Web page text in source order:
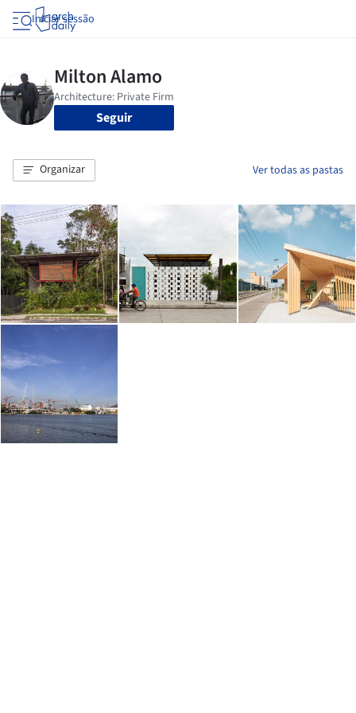
Iniciar sessão
Seguir
Organizar Ver todas as pastas